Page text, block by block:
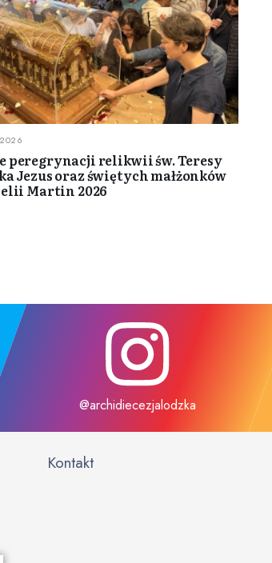
peregrynacji relikwii św. Teresy
Jezus oraz świętych małżonków
Martin 2026
@archidiecezjalodzka
Kontakt